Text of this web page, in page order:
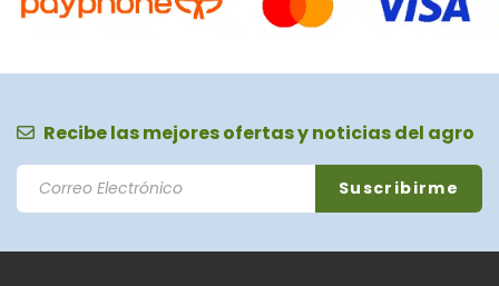
Recibe las mejores ofertas y noticias del agro